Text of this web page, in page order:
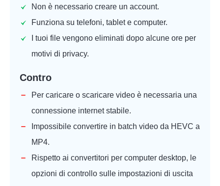
Non è necessario creare un account.
Funziona su telefoni, tablet e computer.
I tuoi file vengono eliminati dopo alcune ore per
motivi di privacy.
Contro
Per caricare o scaricare video è necessaria una
connessione internet stabile.
Impossibile convertire in batch video da HEVC a
MP4.
Rispetto ai convertitori per computer desktop, le
opzioni di controllo sulle impostazioni di uscita